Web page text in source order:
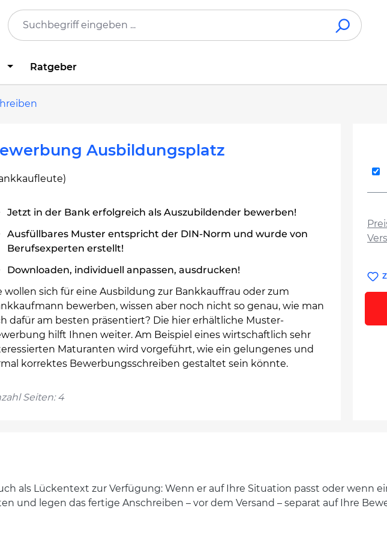
Ratgeber
Ausbildungsplatz
Jetzt in der Bank erfolgreich als Auszubildender bewerben!
Ausfüllbares Muster entspricht der DIN-Norm und wurde von
Berufsexperten erstellt!
Downloaden, individuell anpassen, ausdrucken!
wollen sich für eine Ausbildung zur Bankkauffrau oder zum
bewerben, wissen aber noch nicht so genau, wie man
dafür am besten präsentiert? Die hier erhältliche Muster-
hilft Ihnen weiter. Am Beispiel eines wirtschaftlich sehr
Maturanten wird vorgeführt, wie ein gelungenes und
korrektes Bewerbungsschreiben gestaltet sein könnte.
Seiten: 4
als Lückentext zur Verfügung: Wenn er auf Ihre Situation passt oder wenn
und legen das fertige Anschreiben – vor dem Versand – separat auf Ihre